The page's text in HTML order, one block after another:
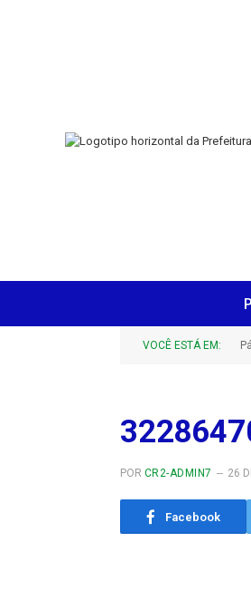
VOCÊ ESTÁ EM:
POR CR2-ADMIN7 26
Facebook